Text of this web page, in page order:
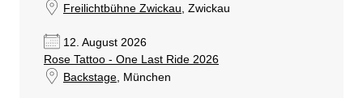
Freilichtbühne Zwickau, Zwickau
12. August 2026
Rose Tattoo - One Last Ride 2026
Backstage, München